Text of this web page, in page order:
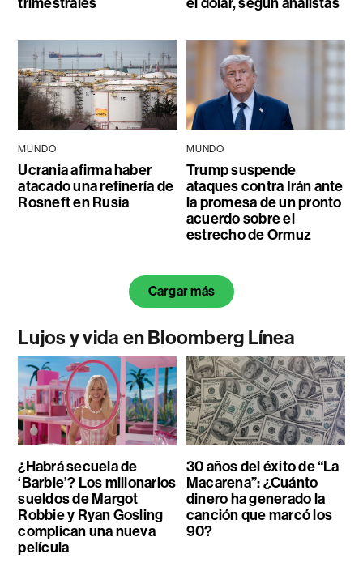
MUNDO
Ucrania afirma haber
atacado una refinería de
Rosneft en Rusia
MUNDO
Trump suspende
ataques contra Irán ante
la promesa de un pronto
acuerdo sobre el
estrecho de Ormuz
Cargar más
Lujos y vida en Bloomberg Línea
¿Habrá secuela de
‘Barbie’? Los millonarios
sueldos de Margot
Robbie y Ryan Gosling
complican una nueva
película
30 años del éxito de “La
Macarena”: ¿Cuánto
dinero ha generado la
canción que marcó los
90?